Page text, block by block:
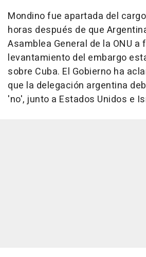
Mondino fue apartada del
horas después de que
Asamblea General de la ONU a
levantamiento del embargo
sobre Cuba. El Gobierno ha
que la delegación argentina
'no', junto a Estados Unidos e